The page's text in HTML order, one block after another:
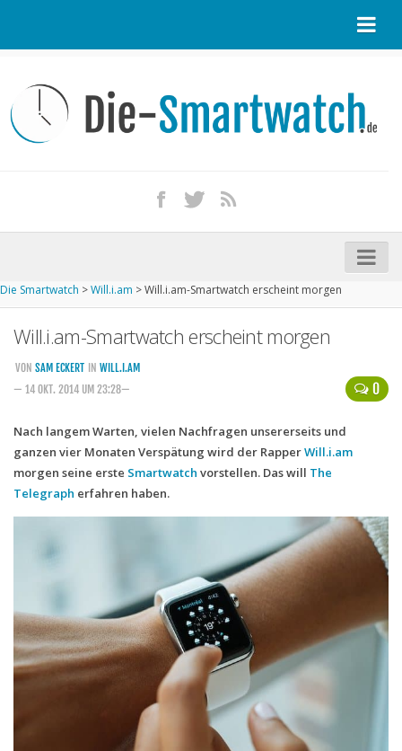
Kontakt / Tipp geben
Impressum
iPhone kaufen
Startseite
Aktuelle Smartwatches im Test
Kommende Smartwatches
Handytarife
BASE
Smartphonetarife
Smartphonetarife
Prepaid-Tarife
Datentarife
Flatrate-Prepaidtarife
Mobilfunk-Vergleichsrechner
Mobilfunk-Tarifrechner
Die Smartwatch >Will.i.am >Will.i.am-Smartwatch erscheint morgen
Will.i.am-Smartwatch erscheint morgen
0
VON SAM ECKERT IN WILL.I.AM
— 14 OKT. 2014 UM 23:28—
Nach langem Warten, vielen Nachfragen unsererseits und
ganzen vier Monaten Verspätung wird der RapperWill.i.am
morgen seine erste Smartwatch vorstellen. Das will The
Telegraph erfahren haben.